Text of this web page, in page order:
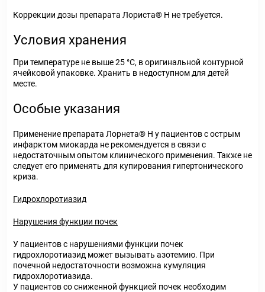
Коррекции дозы препарата Лориста® Н не требуется.
Условия хранения
При температуре не выше 25 °С, в оригинальной контурной
ячейковой упаковке. Хранить в недоступном для детей
месте.
Особые указания
Применение препарата Лорнета® Н у пациентов с острым
инфарктом миокарда не рекомендуется в связи с
недостаточным опытом клинического применения. Также не
следует его применять для купирования гипертонического
криза.
Гидрохлоротиазид
Нарушения функции почек
У пациентов с нарушениями функции почек
гидрохлоротиазид может вызывать азотемию. При
почечной недостаточности возможна кумуляция
гидрохлоротиазида.
У пациентов со сниженной функцией почек необходим